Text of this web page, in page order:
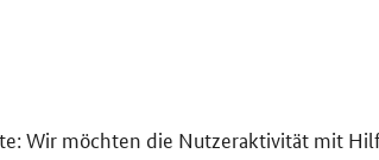
Wir möchten die Nutzeraktivität mit